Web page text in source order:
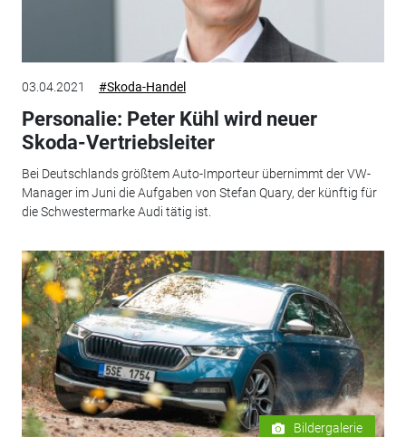
03.04.2021 #Skoda-Handel
Personalie: Peter Kühl wird neuer
Skoda-Vertriebsleiter
Bei Deutschlands größtem Auto-Importeur übernimmt der VW-
Manager im Juni die Aufgaben von Stefan Quary, der künftig für
die Schwestermarke Audi tätig ist.
Bildergalerie